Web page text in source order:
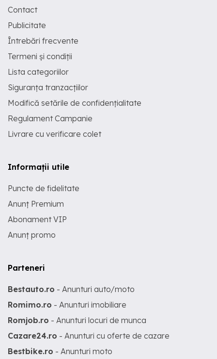
Contact
Publicitate
Întrebări frecvente
Termeni și condiții
Lista categoriilor
Siguranța tranzacțiilor
Modifică setările de confidențialitate
Regulament Campanie
Livrare cu verificare colet
Informații utile
Puncte de fidelitate
Anunț Premium
Abonament VIP
Anunț promo
Parteneri
Bestauto.ro - Anunturi auto/moto
Romimo.ro - Anunturi imobiliare
Romjob.ro - Anunturi locuri de munca
Cazare24.ro - Anunturi cu oferte de cazare
Bestbike.ro - Anunturi moto